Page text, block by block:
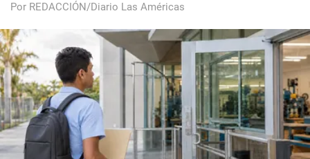
Por REDACCIÓN/Diario Las Américas